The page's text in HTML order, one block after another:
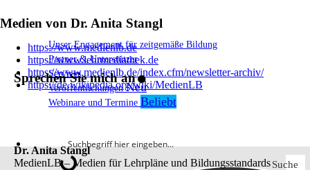
Unser Engagement für zeitgemäße Bildung
Partner & Unterstützer
Services
Veröffentlichungen
Webinare und Termine
Suche
Medien von Dr. Anita Stangl
https://www.medienlb.de
https://www.lehrmediathek.de
https://www.medienlb.de/index.cfm/newsletter-archiv/
https://de.wikipedia.org/wiki/MedienLB
Sprechen Sie mich an.
Dr. Anita Stangl
MedienLB – Medien für Lehrpläne und Bildungsstandards